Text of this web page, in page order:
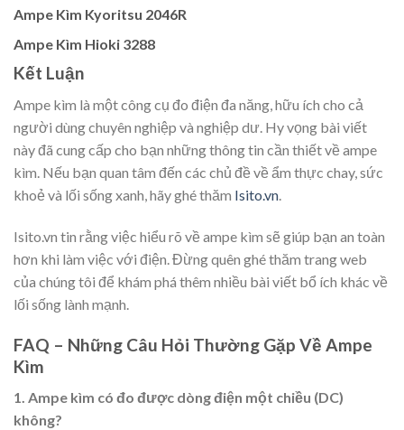
Ampe Kìm Kyoritsu 2046R
Ampe Kìm Hioki 3288
Kết Luận
Ampe kìm là một công cụ đo điện đa năng, hữu ích cho cả
người dùng chuyên nghiệp và nghiệp dư. Hy vọng bài viết
này đã cung cấp cho bạn những thông tin cần thiết về ampe
kìm. Nếu bạn quan tâm đến các chủ đề về ẩm thực chay, sức
khoẻ và lối sống xanh, hãy ghé thăm Isito.vn.
Isito.vn tin rằng việc hiểu rõ về ampe kìm sẽ giúp bạn an toàn
hơn khi làm việc với điện. Đừng quên ghé thăm trang web
của chúng tôi để khám phá thêm nhiều bài viết bổ ích khác về
lối sống lành mạnh.
FAQ – Những Câu Hỏi Thường Gặp Về Ampe
Kìm
1. Ampe kìm có đo được dòng điện một chiều (DC)
không?